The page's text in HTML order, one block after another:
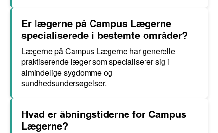
Er lægerne på Campus Lægerne
specialiserede i bestemte områder?
Lægerne på Campus Lægerne har generelle
praktiserende læger som specialiserer sig i
almindelige sygdomme og
sundhedsundersøgelser.
Hvad er åbningstiderne for Campus
Lægerne?